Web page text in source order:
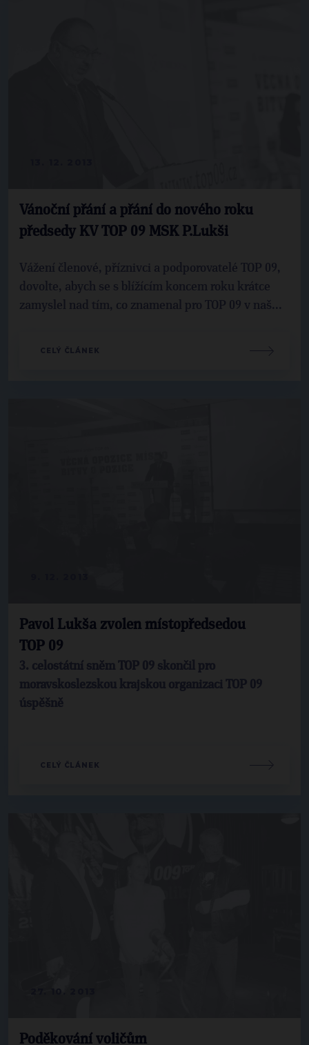
Vánoční přání a přání do nového roku
předsedy KV TOP 09 MSK P.Lukši
Vážení členové, příznivci a podporovatelé TOP 09,
dovolte, abych se s blížícím koncem roku krátce
zamyslel nad tím, co znamenal pro TOP 09 v naš...
CELÝ ČLÁNEK
Pavol Lukša zvolen místopředsedou
TOP 09
3. celostátní sněm TOP 09 skončil pro
moravskoslezskou krajskou organizaci TOP 09
úspěšně
CELÝ ČLÁNEK
Poděkování voličům